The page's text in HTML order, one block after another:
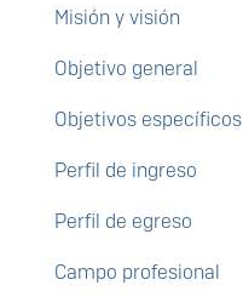
Misión y visión
Objetivo general
Objetivos específicos
Perfil de ingreso
Perfil de egreso
Campo profesional